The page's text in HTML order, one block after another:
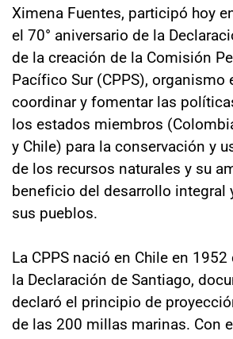
Ximena Fuentes, participó hoy
el 70° aniversario de la
de la creación de la Comisión
Pacífico Sur (CPPS), organismo
coordinar y fomentar las
los estados miembros
y Chile) para la conservación y
de los recursos naturales y su
beneficio del desarrollo integral
sus pueblos.
La CPPS nació en Chile en
la Declaración de Santiago,
declaró el principio de
de las 200 millas marinas. Con